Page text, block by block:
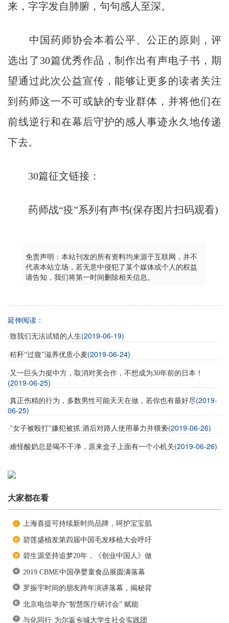
来，字字发自肺腑，句句感人至深。
中国药师协会本着公平、公正的原则，评
选出了30篇优秀作品，制作出有声电子书，期
望通过此次公益宣传，能够让更多的读者关注
到药师这一不可或缺的专业群体，并将他们在
前线逆行和在幕后守护的感人事迹永久地传递
下去。
30篇征文链接：
药师战“疫”系列有声书(保存图片扫码观看)
免责声明：本站刊发的所有资料均来源于互联网，并不
代表本站立场，若无意中侵犯了某个媒体或个人的权益
请告知，我们将第一时间删除相关信息。
延伸阅读：
·致我们无法试错的人生(2019-06-19)
·秸秆“过腹”滋养优质小麦(2019-06-24)
· 又一巨头力挺中方，取消对美合作，不想成为30年前的日本！
(2019-06-25)
·真正伤精的行为，多数男性可能天天在做，若你也有最好尽(2019-
06-25)
·"女子被殴打"嫌犯被抓:酒后对路人使用暴力并猥亵(2019-06-26)
·难怪酸奶总是喝不干净，原来盒子上面有一个小机关(2019-06-26)
大家都在看
上海喜提可持续新时尚品牌，呵护宝宝肌
碧莲盛植发第四届中国毛发移植大会呼吁
碧生源坚持追梦20年，《创业中国人》做
2019 CBME中国孕婴童食品展圆满落幕
罗振宇时间的朋友跨年演讲落幕，揭秘背
北京电信举办“智慧医疗研讨会” 赋能
与化同行·为尔返乡城大学生社会实践团